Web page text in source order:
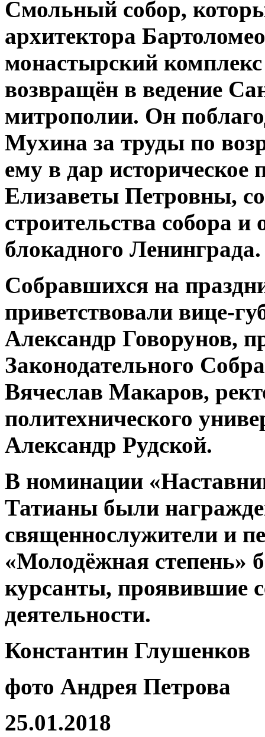
Смольный собор,
архитектора
монастырский
возвращён в ведение
митрополии. Он
Мухина за труды по
ему в дар
Елизаветы Петровны,
строительства собора
блокадного Ленинграда.
Собравшихся на
приветствовали вице-
Александр Говорунов,
Законодательного
Вячеслав Макаров,
политехнического
Александр Рудской.
В номинации
Татианы были
священнослужители и
«Молодёжная степень»
курсанты, проявившие
деятельности.
Константин Глушенков
фото Андрея Петрова
25.01.2018